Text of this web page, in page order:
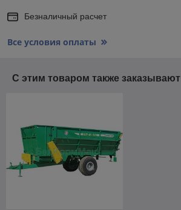
Безналичный расчет
Все условия оплаты
С этим товаром также заказывают